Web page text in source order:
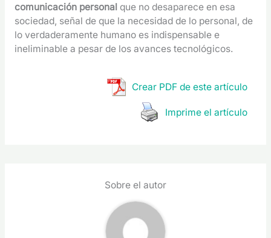
comunicación personal que no desaparece en esa
sociedad, señal de que la necesidad de lo personal, de
lo verdaderamente humano es indispensable e
ineliminable a pesar de los avances tecnológicos.
Crear PDF de este artículo
Imprime el artículo
Sobre el autor